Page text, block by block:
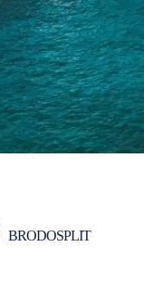
BRODOSPLIT